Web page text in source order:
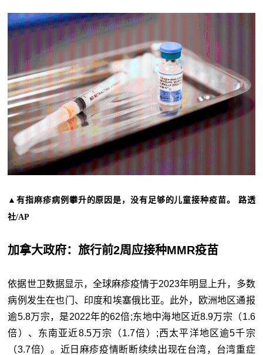
▲有指麻疹病例攀升的原因是，没有足够的儿童接种疫苗。 路透
社/AP
加拿大政府：旅行前2周应接种MMR疫苗
依据世卫数据显示，全球麻疹疫情于2023年明显上升，多数
病例发生在也门、印度和埃塞俄比亚。此外，欧洲地区通报
逾5.8万宗，是2022年的62倍;东地中海地区近8.9万宗（1.6
倍）、东南亚近8.5万宗（1.7倍）;西太平洋地区逾5千宗
（3.7倍）。近日麻疹疫情断断续续出现在台湾，台湾重症